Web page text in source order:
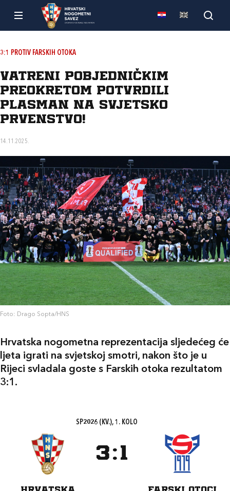
3:1 PROTIV FARSKIH OTOKA
Vatreni pobjedničkim
preokretom potvrdili
plasman na Svjetsko
prvenstvo!
14.11.2025.
Foto: Drago Sopta/HNS
Hrvatska nogometna reprezentacija sljedećeg će
ljeta igrati na svjetskoj smotri, nakon što je u
Rijeci svladala goste s Farskih otoka rezultatom
3:1.
SP2026 (KV.), 1. KOLO
3:1